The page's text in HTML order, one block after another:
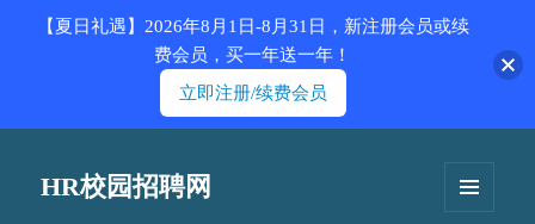
HR校园招聘网
【夏日礼遇】2026年8月1日-8月31日，新注册会员或续
费会员，买一年送一年！
立即注册/续费会员